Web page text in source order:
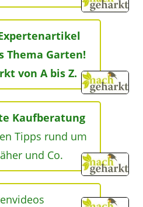
Thema Garten!
von A bis Z.
Kaufberatung
Tipps rund um
und Co.